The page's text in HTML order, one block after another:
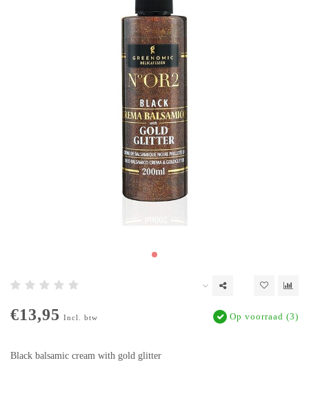
€13,95 Incl. btw Op voorraad (3)
Black balsamic cream with gold glitter